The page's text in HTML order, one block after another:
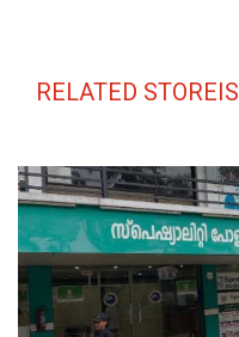
RELATED STOREIS